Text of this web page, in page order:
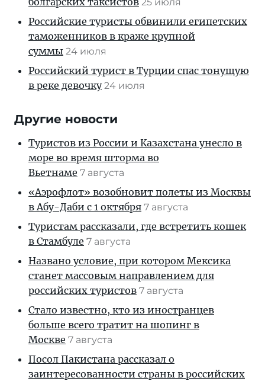
25 июля
Российские туристы обвинили египетских
таможенников в краже крупной
суммы 24 июля
Российский турист в Турции спас тонущую
в реке девочку 24 июля
Другие новости
Туристов из России и Казахстана унесло в
море во время шторма во
Вьетнаме 7 августа
«Аэрофлот» возобновит полеты из Москвы
в Абу-Даби с 1 октября 7 августа
Туристам рассказали, где встретить кошек
в Стамбуле 7 августа
Названо условие, при котором Мексика
станет массовым направлением для
российских туристов 7 августа
Стало известно, кто из иностранцев
больше всего тратит на шопинг в
Москве 7 августа
Посол Пакистана рассказал о
заинтересованности страны в российских